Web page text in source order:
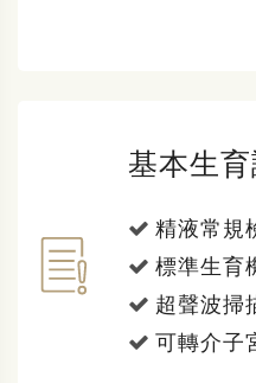
基本生
精液常規
標準生育
超聲波掃
可轉介子